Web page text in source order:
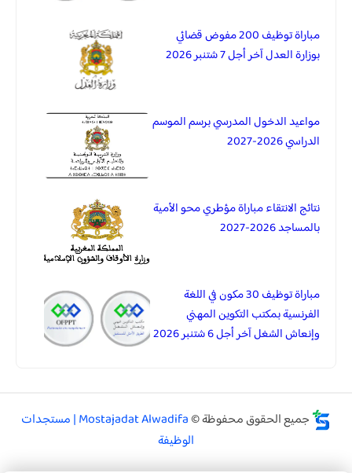
مباراة توظيف 200 مفوض قضائي
بوزارة العدل آخر أجل 7 شتنبر 2026
مواعيد الدخول المدرسي برسم الموسم
الدراسي 2026-2027
نتائج الانتقاء مباراة مؤطري محو الأمية
بالمساجد 2026-2027
مباراة توظيف 30 مكون في اللغة
الفرنسية بمكتب التكوين المهني
وإنعاش الشغل آخر أجل 6 شتنبر 2026
جميع الحقوق محفوظة ©
Mostajadat Alwadifa | مستجدات
الوظيفة